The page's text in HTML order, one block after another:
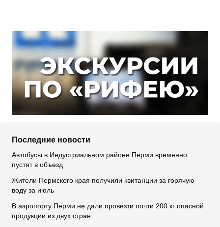
Последние новости
Автобусы в Индустриальном районе Перми временно
пустят в объезд
Жители Пермского края получили квитанции за горячую
воду за июль
В аэропорту Перми не дали провезти почти 200 кг опасной
продукции из двух стран